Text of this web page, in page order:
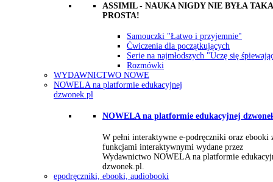
ASSIMIL - NAUKA NIGDY NIE BYŁA TAKA
PROSTA!
Samouczki "Łatwo i przyjemnie"
Ćwiczenia dla początkujących
Serie na najmłodszych "Uczę się
Rozmówki
WYDAWNICTWO NOWE
NOWELA na platformie edukacyjnej
dzwonek.pl
NOWELA na platformie edukacyjnej
W pełni interaktywne e-podręczniki oraz ebooki
funkcjami interaktywnymi wydane przez
Wydawnictwo NOWELA na platformie
dzwonek.pl.
epodręczniki, ebooki, audiobooki